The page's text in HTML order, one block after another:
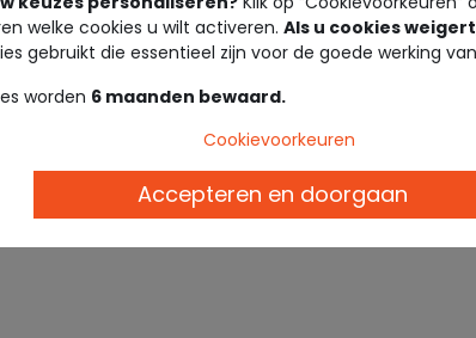
welke cookies u wilt activeren. Als u cookies
gebruikt die essentieel zijn voor de goede werking
worden 6 maanden bewaard.
Cookievoorkeuren
Accepteren en doorgaan